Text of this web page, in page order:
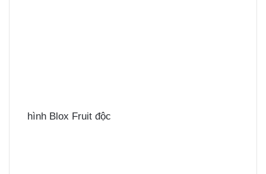
hình Blox Fruit độc